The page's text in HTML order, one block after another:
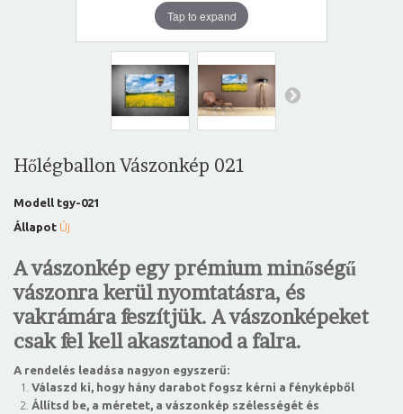
Tap to expand
Hőlégballon Vászonkép 021
Modell tgy-021
Állapot Új
A vászonkép egy prémium minőségű
vászonra kerül nyomtatásra, és
vakrámára feszítjük. A vászonképeket
csak fel kell akasztanod a falra.
A rendelés leadása nagyon egyszerű:
Válaszd ki, hogy hány darabot fogsz kérni a fényképből
Állítsd be, a méretet, a vászonkép szélességét és